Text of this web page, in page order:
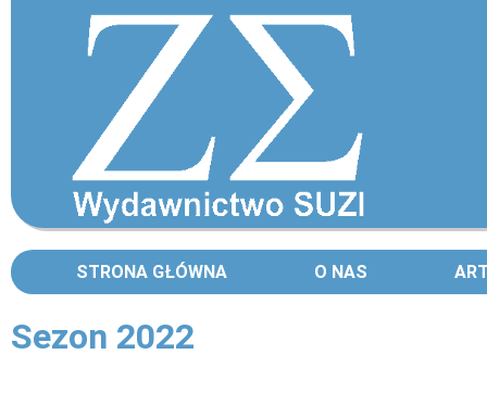
STRONA GŁÓWNA O NAS
Sezon 2022